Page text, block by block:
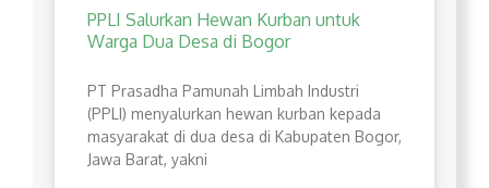
PPLI Salurkan Hewan Kurban untuk
Warga Dua Desa di Bogor
PT Prasadha Pamunah Limbah Industri
(PPLI) menyalurkan hewan kurban kepada
masyarakat di dua desa di Kabupaten Bogor,
Jawa Barat, yakni